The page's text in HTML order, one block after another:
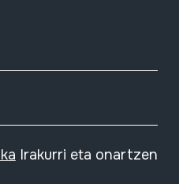
Irakurri eta onartzen